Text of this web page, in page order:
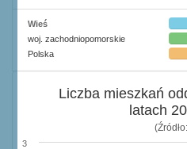
Wieś
woj. zachodniopomorskie
Polska
Liczba mieszkań
latach
3